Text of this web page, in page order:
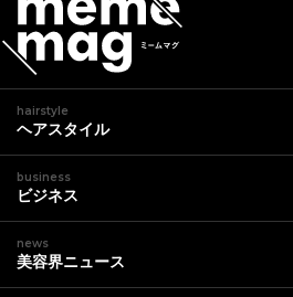
hairstyle
ヘアスタイル
business
ビジネス
news
美容界ニュース